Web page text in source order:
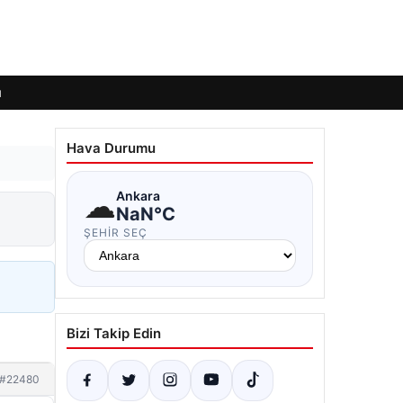
#22480
Hava Durumu
☁Ankara
NaN°C
ŞEHIR SEÇ
Bizi Takip Edin